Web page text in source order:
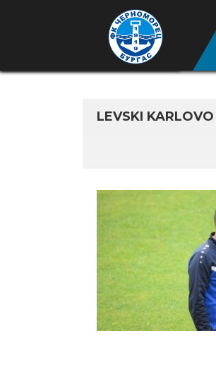
LEVSKI